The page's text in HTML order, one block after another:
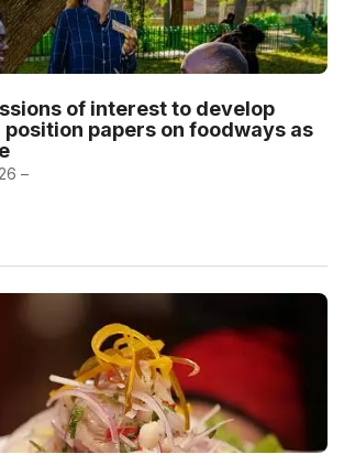
of interest to develop
papers on foodways as
–